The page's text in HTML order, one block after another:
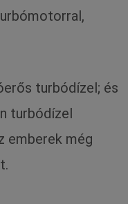
turbódízel; és
turbódízel
emberek még